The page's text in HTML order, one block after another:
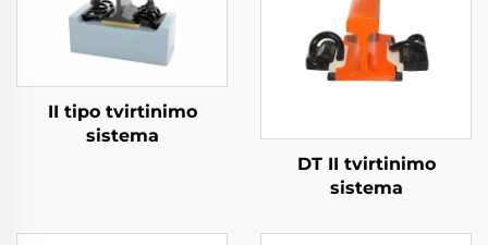
II tipo tvirtinimo
sistema
DT II tvirtinimo
sistema